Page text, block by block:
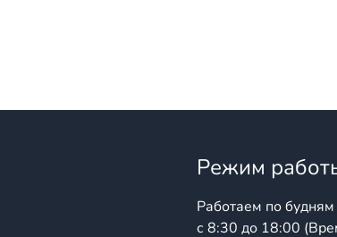
Режим
Работаем по будням
с 8:30 до 18:00